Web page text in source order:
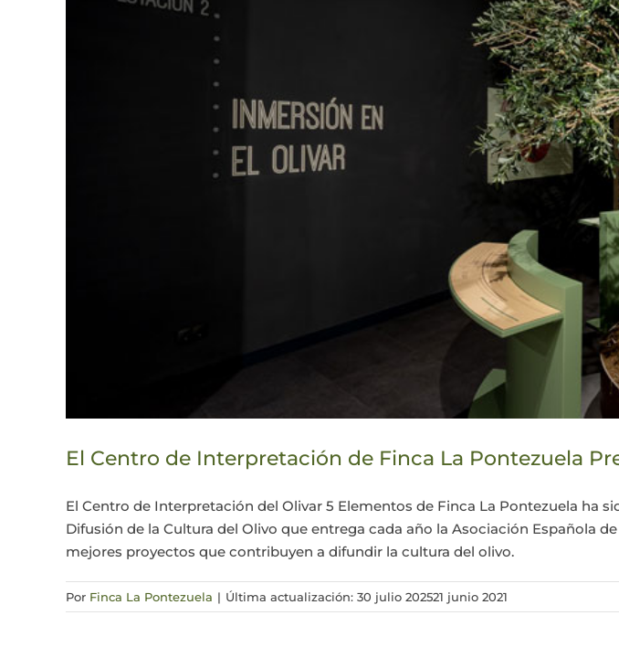
El Centro de Interpretación de Finca La Pontezuela
El Centro de Interpretación del Olivar 5 Elementos de Finca La Pontezuela ha
Difusión de la Cultura del Olivo que entrega cada año la Asociación Española
mejores proyectos que contribuyen a difundir la cultura del olivo.
Por Finca La Pontezuela | Última actualización: 30 julio 202521 junio 2021